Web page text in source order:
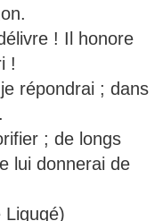
! Il honore
!
répondrai ; dans
; de longs
lui donnerai de
Ligugé)